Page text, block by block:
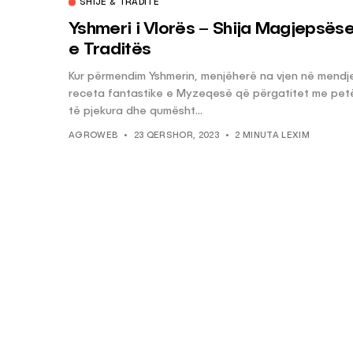
SHIJE & TRADITË
Yshmeri i Vlorës – Shija
e Traditës
Kur përmendim Yshmerin, menjëherë na vjen në
receta fantastike e Myzeqesë që përgatitet me
të pjekura dhe qumësht...
AGROWEB 23 QERSHOR, 2023 2 MINUTA LEXIM